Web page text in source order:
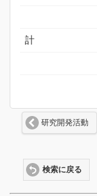
計
研究開発活動
検索に戻る